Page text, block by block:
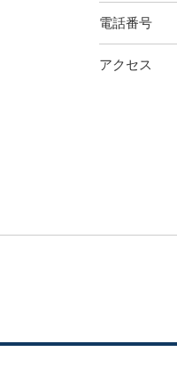
電話番号
アクセス